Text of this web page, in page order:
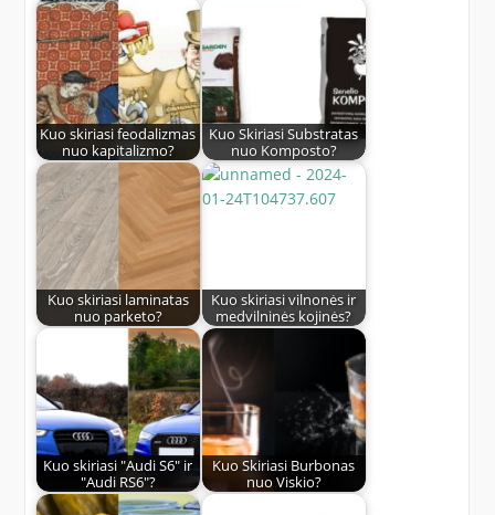
Kuo skiriasi feodalizmas
nuo kapitalizmo?
Kuo Skiriasi Substratas
nuo Komposto?
Kuo skiriasi laminatas
nuo parketo?
Kuo skiriasi vilnonės ir
medvilninės kojinės?
Kuo skiriasi "Audi S6" ir
"Audi RS6"?
Kuo Skiriasi Burbonas
nuo Viskio?